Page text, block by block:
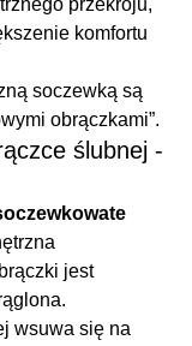
przekroju,
komfortu
soczewką są
obrączkami”.
ślubnej -
jest
wsuwa się na